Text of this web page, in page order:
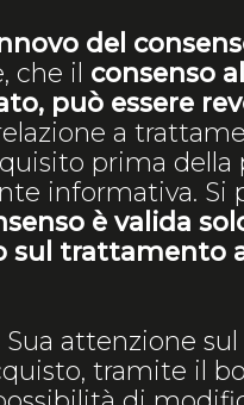
del
che il consenso
può essere
a
prima
informativa. Si
è valida
sul trattamento
Sua attenzione
tramite il